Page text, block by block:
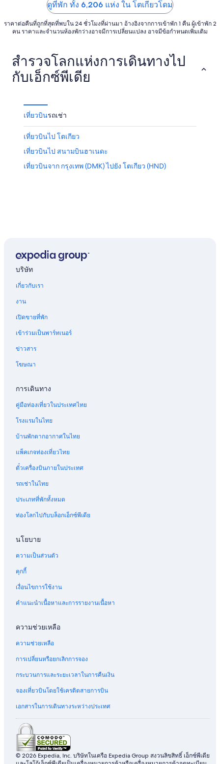
ดูที่พัก ทั้ง 6,206 แห่ง ใน โตเกียวโดม
ราคาต่อคืนที่ถูกที่สุดที่พบใน 24 ชั่วโมงที่ผ่านมา อ้างอิงจากการเข้าพัก 1 คืน ผู้เข้าพัก 2
คน ราคาและจำนวนห้องพักว่างอาจมีการเปลี่ยนแปลง อาจมีข้อกำหนดเพิ่มเติม
สำรวจโลกแห่งการเดินทางไป
กับเอ็กซ์พีเดีย
เที่ยวบินรถเช่า
เที่ยวบินไป โตเกียว
เที่ยวบินไป สนามบินฮาเนดะ
เที่ยวบินจาก กรุงเทพ (DMK) ไปยัง โตเกียว (HND)
บริษัท
เกี่ยวกับเรา
งาน
เปิดขายที่พัก
เข้าร่วมเป็นพาร์ทเนอร์
ข่าวสาร
โฆษณา
การเดินทาง
คู่มือท่องเที่ยวในประเทศไทย
โรงแรมในไทย
บ้านพักตากอากาศในไทย
แพ็คเกจท่องเที่ยวไทย
ตั๋วเครื่องบินภายในประเทศ
รถเช่าในไทย
ประเภทที่พักทั้งหมด
ท่องโลกไปกับบล็อกเอ็กซ์พีเดีย
นโยบาย
ความเป็นส่วนตัว
คุกกี้
เงื่อนไขการใช้งาน
คำแนะนำเนื้อหาและการรายงานเนื้อหา
ความช่วยเหลือ
ความช่วยเหลือ
การเปลี่ยนหรือยกเลิกการจอง
กระบวนการและระยะเวลาในการคืนเงิน
จองเที่ยวบินโดยใช้เครดิตสายการบิน
เอกสารในการเดินทางระหว่างประเทศ
© 2026 Expedia, Inc. บริษัทในเครือ Expedia Group สงวนลิขสิทธิ์ เอ็กซ์พีเดีย